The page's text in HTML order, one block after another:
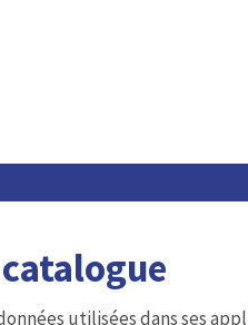
utilisées dans ses